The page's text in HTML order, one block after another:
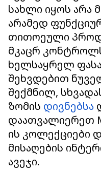
სახლი იყოს არა
არამედ
თითოეული
მკაცრ
ხელსაყრელ
შეხვდებით
შექმნილ,
ზომის დივნებსა
დაათვალიერეთ
ის კოლექციები
მისაღების
ავეჯი.